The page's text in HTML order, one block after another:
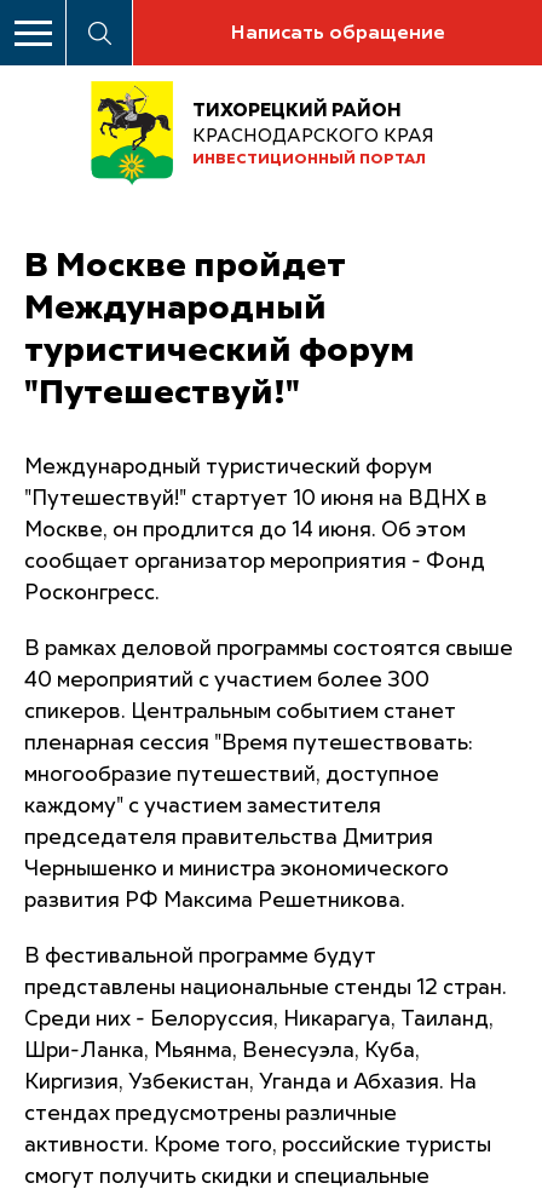
Написать обращение
ТИХОРЕЦКИЙ РАЙОН
КРАСНОДАРСКОГО КРАЯ
ИНВЕСТИЦИОННЫЙ ПОРТАЛ
В Москве пройдет
Международный
туристический форум
"Путешествуй!"
Международный туристический форум
"Путешествуй!" стартует 10 июня на ВДНХ в
Москве, он продлится до 14 июня. Об этом
сообщает организатор мероприятия - Фонд
Росконгресс.
В рамках деловой программы состоятся свыше
40 мероприятий с участием более 300
спикеров. Центральным событием станет
пленарная сессия "Время путешествовать:
многообразие путешествий, доступное
каждому" с участием заместителя
председателя правительства Дмитрия
Чернышенко и министра экономического
развития РФ Максима Решетникова.
В фестивальной программе будут
представлены национальные стенды 12 стран.
Среди них - Белоруссия, Никарагуа, Таиланд,
Шри-Ланка, Мьянма, Венесуэла, Куба,
Киргизия, Узбекистан, Уганда и Абхазия. На
стендах предусмотрены различные
активности. Кроме того, российские туристы
смогут получить скидки и специальные